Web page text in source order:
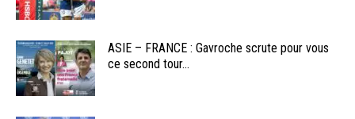
ASIE – FRANCE : Gavroche scrute pour vous
ce second tour...